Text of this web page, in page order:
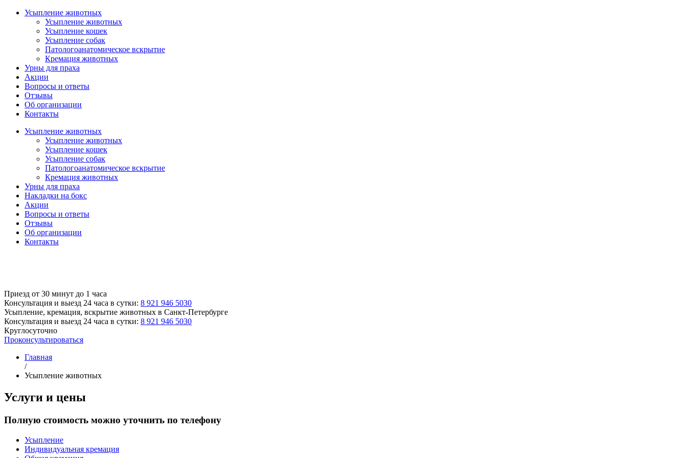
Усыпление животных
Усыпление животных
Усыпление кошек
Усыпление собак
Патологоанатомическое вскрытие
Кремация животных
Урны для праха
Акции
Вопросы и ответы
Отзывы
Об организации
Контакты
Усыпление животных
Усыпление животных
Усыпление кошек
Усыпление собак
Патологоанатомическое вскрытие
Кремация животных
Урны для праха
Накладки на бокс
Акции
Вопросы и ответы
Отзывы
Об организации
Контакты
Приезд от 30 минут до 1 часа
Консультация и выезд 24 часа в сутки: 8 921 946 5030
Усыпление, кремация, вскрытие животных в Санкт-Петербурге
Консультация и выезд 24 часа в сутки: 8 921 946 5030
Круглосуточно
Проконсультироваться
Главная
/
Усыпление животных
Услуги и цены
Полную стоимость можно уточнить по телефону
Усыпление
Индивидуальная кремация